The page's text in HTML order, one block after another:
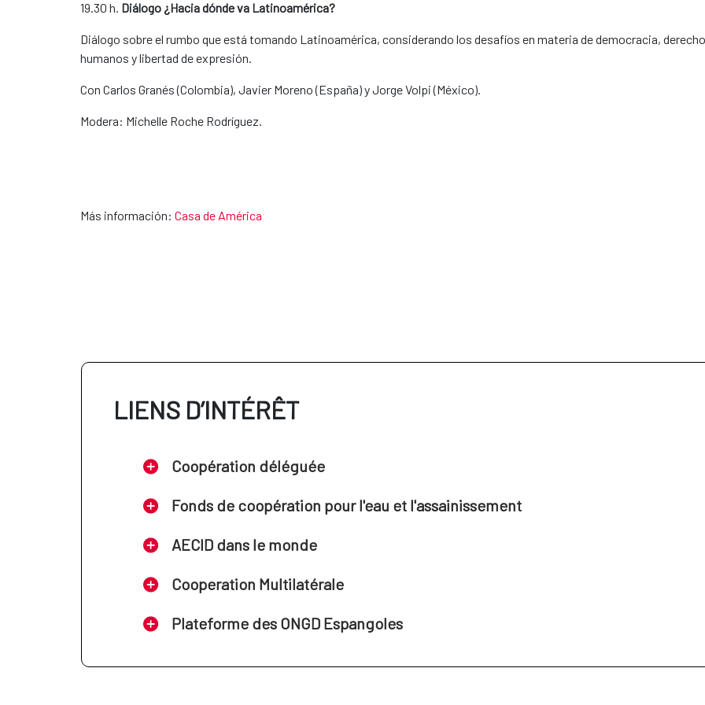
19.30 h. Diálogo ¿Hacia dónde va Latinoamérica?
Diálogo sobre el rumbo que está tomando Latinoamérica, considerando los desafíos en materia de democracia,
humanos y libertad de expresión.
Con Carlos Granés (Colombia), Javier Moreno (España) y Jorge Volpi (México).
Modera: Michelle Roche Rodríguez.
Más información: Casa de América
LIENS D’INTÉRÊT
Coopération déléguée
Fonds de coopération pour l'eau et l'assainissement
AECID dans le monde
Cooperation Multilatérale
Plateforme des ONGD Espangoles